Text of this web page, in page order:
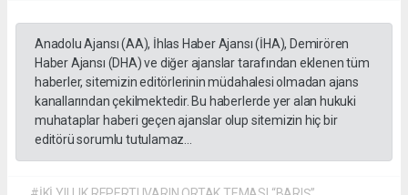
Anadolu Ajansı (AA), İhlas Haber Ajansı (İHA), Demirören
Haber Ajansı (DHA) ve diğer ajanslar tarafından eklenen tüm
haberler, sitemizin editörlerinin müdahalesi olmadan ajans
kanallarından çekilmektedir. Bu haberlerde yer alan hukuki
muhataplar haberi geçen ajanslar olup sitemizin hiç bir
editörü sorumlu tutulamaz...